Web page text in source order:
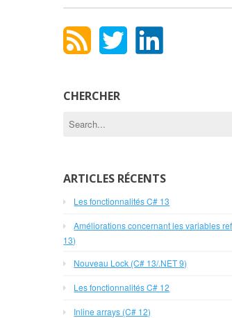
CHERCHER
Search
for:
ARTICLES RÉCENTS
Les fonctionnalités C# 13
Améliorations concernant les variables
13)
Nouveau Lock (C# 13/.NET 9)
Les fonctionnalités C# 12
Inline arrays (C# 12)